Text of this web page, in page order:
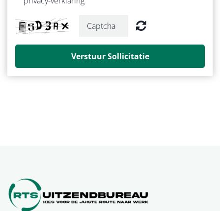
Verstuur Sollicitatie